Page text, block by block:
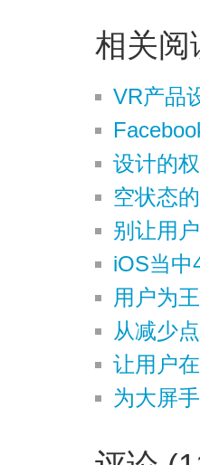
相关阅
VR产品
设计的
空状态
别让用
iOS当中
用户为
从减少
让用户
为大屏